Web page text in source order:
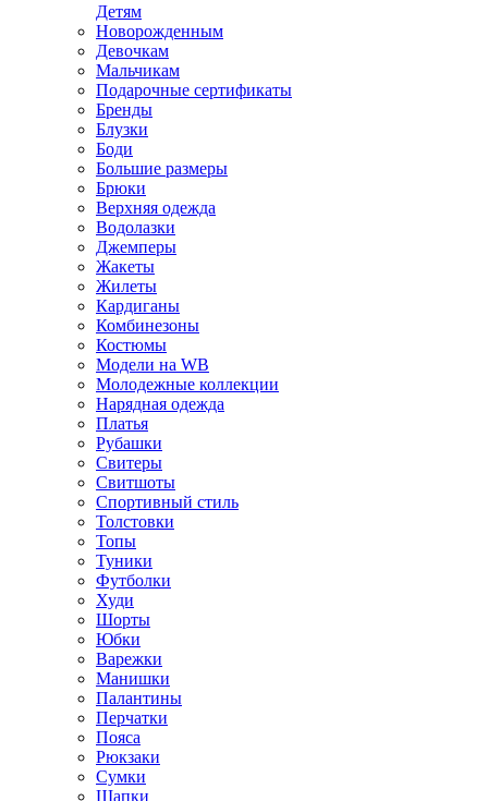
Детям
Новорожденным
Девочкам
Мальчикам
Подарочные сертификаты
Бренды
Блузки
Боди
Большие размеры
Брюки
Верхняя одежда
Водолазки
Джемперы
Жакеты
Жилеты
Кардиганы
Комбинезоны
Костюмы
Модели на WB
Молодежные коллекции
Нарядная одежда
Платья
Рубашки
Свитеры
Свитшоты
Спортивный стиль
Толстовки
Топы
Туники
Футболки
Худи
Шорты
Юбки
Варежки
Манишки
Палантины
Перчатки
Пояса
Рюкзаки
Сумки
Шапки